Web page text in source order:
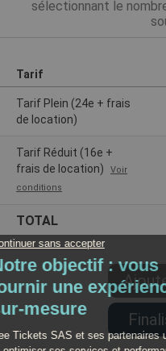
sélectionnant le
Tarif
Tarif Plein (24e + frais
de location)
Tarif Réduit (16e +
frais de location)
Voir
conditions
TOTAL